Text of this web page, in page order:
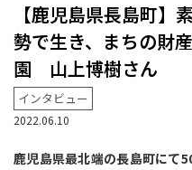
【鹿児島県長島町】
勢で生き、まちの財
園 山上博樹さん
インタビュー
2022.06.10
鹿児島県最北端の長島町にて